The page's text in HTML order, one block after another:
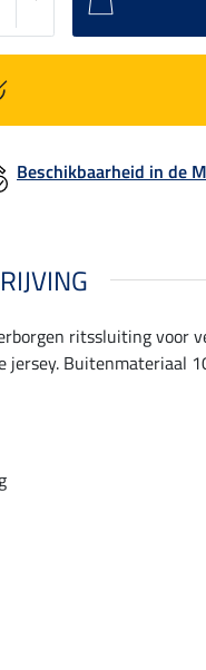
Beschikbaarheid in de
ritssluiting
Buitenmateriaal